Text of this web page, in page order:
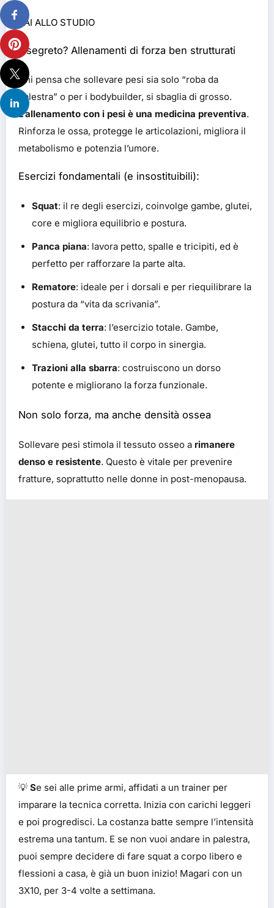
VAI ALLO STUDIO
Il segreto? Allenamenti di forza ben strutturati
Chi pensa che sollevare pesi sia solo “roba da
palestra” o per i bodybuilder, si sbaglia di grosso.
L’allenamento con i pesi è una medicina preventiva.
Rinforza le ossa, protegge le articolazioni, migliora il
metabolismo e potenzia l’umore.
Esercizi fondamentali (e insostituibili):
Squat: il re degli esercizi, coinvolge gambe, glutei,
core e migliora equilibrio e postura.
Panca piana: lavora petto, spalle e tricipiti, ed è
perfetto per rafforzare la parte alta.
Rematore: ideale per i dorsali e per riequilibrare la
postura da “vita da scrivania”.
Stacchi da terra: l’esercizio totale. Gambe,
schiena, glutei, tutto il corpo in sinergia.
Trazioni alla sbarra: costruiscono un dorso
potente e migliorano la forza funzionale.
Non solo forza, ma anche densità ossea
Sollevare pesi stimola il tessuto osseo a rimanere
denso e resistente. Questo è vitale per prevenire
fratture, soprattutto nelle donne in post-menopausa.
💡 Se sei alle prime armi, affidati a un trainer per
imparare la tecnica corretta. Inizia con carichi leggeri
e poi progredisci. La costanza batte sempre l’intensità
estrema una tantum. E se non vuoi andare in palestra,
puoi sempre decidere di fare squat a corpo libero e
flessioni a casa, è già un buon inizio! Magari con un
3X10, per 3-4 volte a settimana.